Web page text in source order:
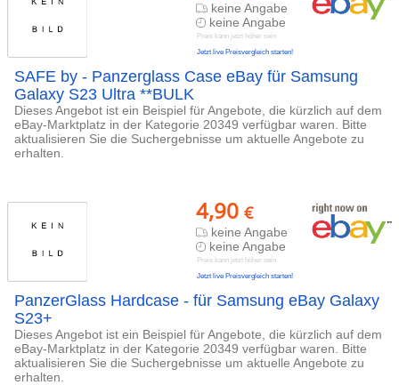
keine Angabe
keine Angabe
Preis kann jetzt höher sein
Jetzt live Preisvergleich starten!
SAFE by - Panzerglass Case eBay für Samsung
Galaxy S23 Ultra **BULK
Dieses Angebot ist ein Beispiel für Angebote, die kürzlich auf dem
eBay-Marktplatz in der Kategorie 20349 verfügbar waren. Bitte
aktualisieren Sie die Suchergebnisse um aktuelle Angebote zu
erhalten.
4,90 €
keine Angabe
keine Angabe
Preis kann jetzt höher sein
Jetzt live Preisvergleich starten!
PanzerGlass Hardcase - für Samsung eBay Galaxy
S23+
Dieses Angebot ist ein Beispiel für Angebote, die kürzlich auf dem
eBay-Marktplatz in der Kategorie 20349 verfügbar waren. Bitte
aktualisieren Sie die Suchergebnisse um aktuelle Angebote zu
erhalten.